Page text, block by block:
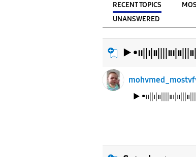
RECENT TOPICS
UNANSWERED
From
▶︎ •၊၊||၊|။||||။၊|။|||
▶︎ •၊၊||၊|။||||။၊|။|||။